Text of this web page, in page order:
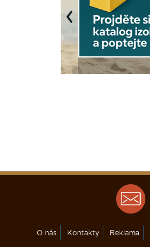
Previous
O nás Kontakty Reklama